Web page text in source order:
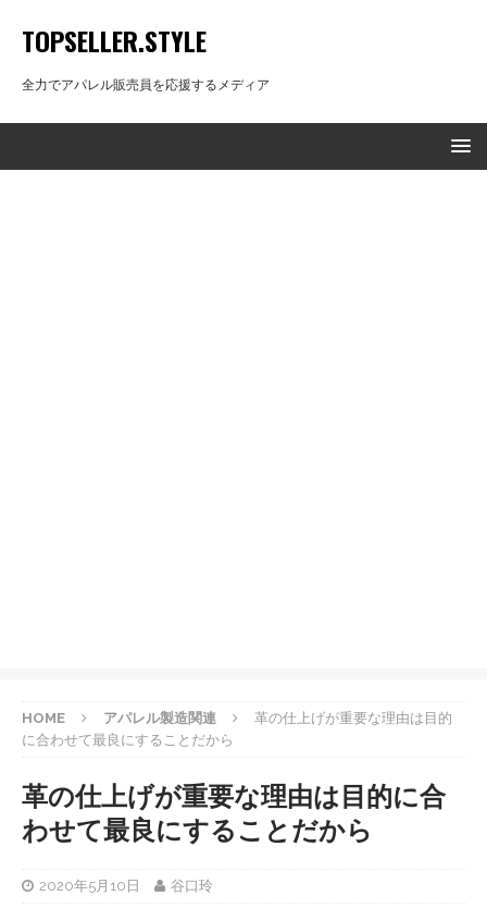
TOPSELLER.STYLE
全力でアパレル販売員を応援するメディア
HOME アパレル製造関連
革の仕上げが重要な理由は目的
に合わせて最良にすることだから
革の仕上げが重要な理由は目的に合
わせて最良にすることだから
2020年5月10日 谷口玲